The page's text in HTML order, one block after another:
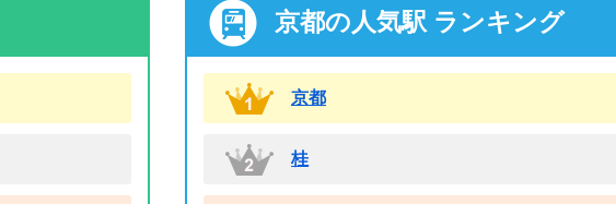
京都の人気駅 ランキング
京都
桂